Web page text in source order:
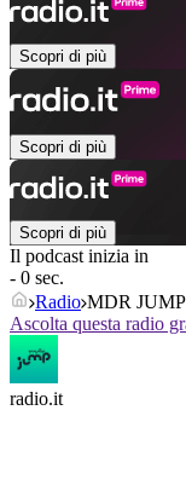
Scopri di più
Scopri di più
Scopri di più
Il podcast inizia in
- 0 sec.
Radio MDR
Ascolta questa radio
radio.it